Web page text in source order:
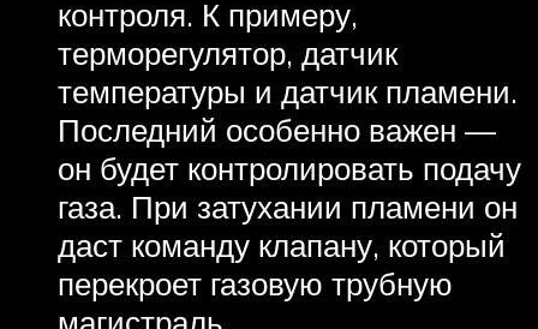
контроля. К примеру,
терморегулятор, датчик
температуры и датчик пламени.
Последний особенно важен —
он будет контролировать подачу
газа. При затухании пламени он
даст команду клапану, который
перекроет газовую трубную